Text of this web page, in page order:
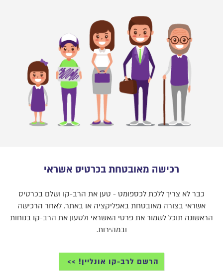
רכישה מאובטחת בכרטיס אשראי
כבר לא צריך ללכת לכספומט - טען את הרב-קו ושלם בכרטיס
אשראי בצורה מאובטחת באפליקציה או באתר. לאחר הרכישה
הראשונה תוכל לשמור את פרטי האשראי ולטעון את הרב-קו בנוחות
ובמהירות.
הרשם לרב-קו אונליין!